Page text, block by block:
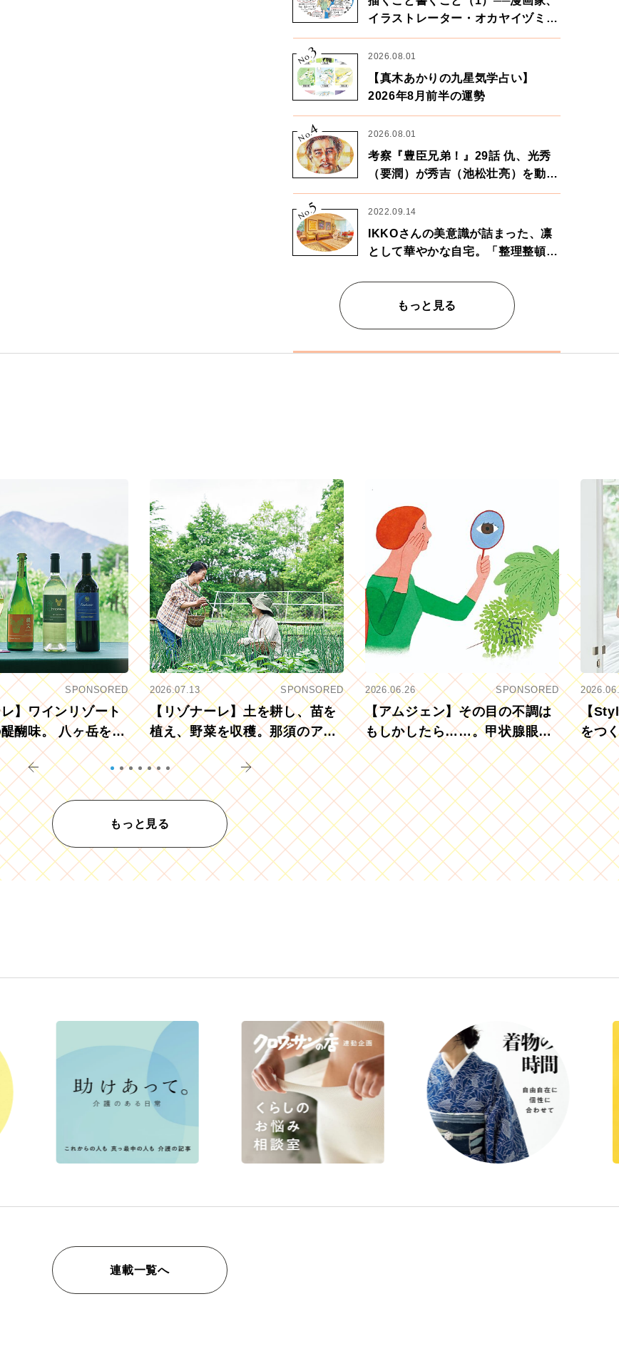
イラストレーター・オカヤイヅミさ
ん×漫画家・鶴谷香央理さん
No.
3 2026.08.01
【真木あかりの九星気学占い】
2026年8月前半の運勢
No.
4 2026.08.01
考察『豊臣兄弟！』29話 仇、光秀
（要潤）が秀吉（池松壮亮）を動か
す。天下に向けた兄弟の分岐点。
No.
5 2022.09.14
IKKOさんの美意識が詰まった、凛
として華やかな自宅。「整理整頓は
もっと見る
SPONSORED
】ワインリゾート
醐味。 八ヶ岳を望
アペロ
2026.07.13 SPONSORED
【リゾナーレ】土を耕し、苗を
植え、野菜を収穫。那須のアグ
リツーリズモを体験
2026.06.26 SPONSORED
【アムジェン】その目の不調は
もしかしたら……。甲状腺眼症
を知っていますか？
【
をつ
もっと見る
連載一覧へ